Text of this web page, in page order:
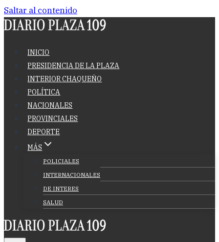
Saltar al contenido
INICIO
PRESIDENCIA DE LA PLAZA
INTERIOR CHAQUEÑO
POLÍTICA
NACIONALES
PROVINCIALES
DEPORTE
MÁS
POLICIALES
INTERNACIONALES
DE INTERES
SALUD